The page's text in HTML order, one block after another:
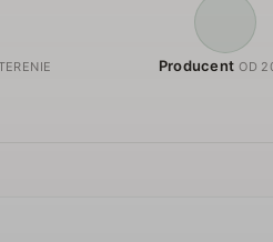
Producent OD